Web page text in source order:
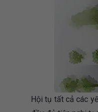
Hội tụ tất cả các